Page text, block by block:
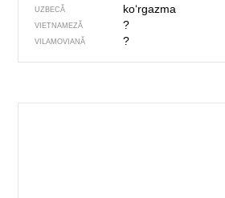
UZBECĂ ko‘rgazma
VIETNAMEZĂ ?
VILAMOVIANĂ ?